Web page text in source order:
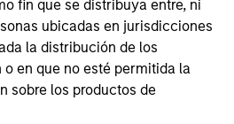
fin que se distribuya entre, ni
ubicadas en jurisdicciones
la distribución de los
en que no esté permitida la
sobre los productos de
Anil oversaw coverage
ex Japan. As a primary
and Hong Kong banks.
degree in Commerce from
completed his MBA at the
Calcutta. Anil holds